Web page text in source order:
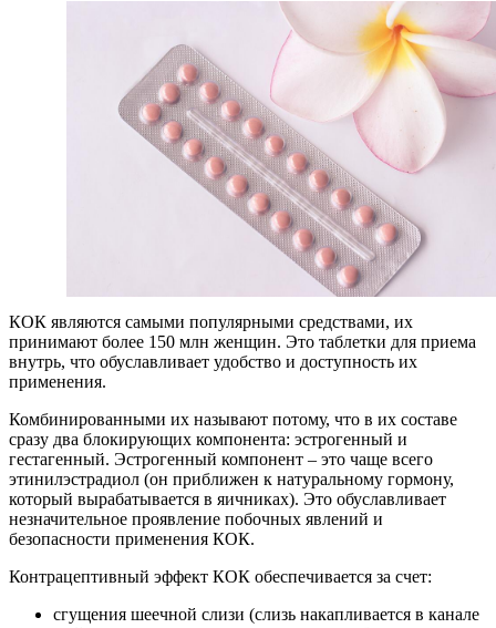
КОК являются самыми популярными средствами, их
принимают более 150 млн женщин. Это таблетки для приема
внутрь, что обуславливает удобство и доступность их
применения.
Комбинированными их называют потому, что в их составе
сразу два блокирующих компонента: эстрогенный и
гестагенный. Эстрогенный компонент – это чаще всего
этинилэстрадиол (он приближен к натуральному гормону,
который вырабатывается в яичниках). Это обуславливает
незначительное проявление побочных явлений и
безопасности применения КОК.
Контрацептивный эффект КОК обеспечивается за счет:
сгущения шеечной слизи (слизь накапливается в канале